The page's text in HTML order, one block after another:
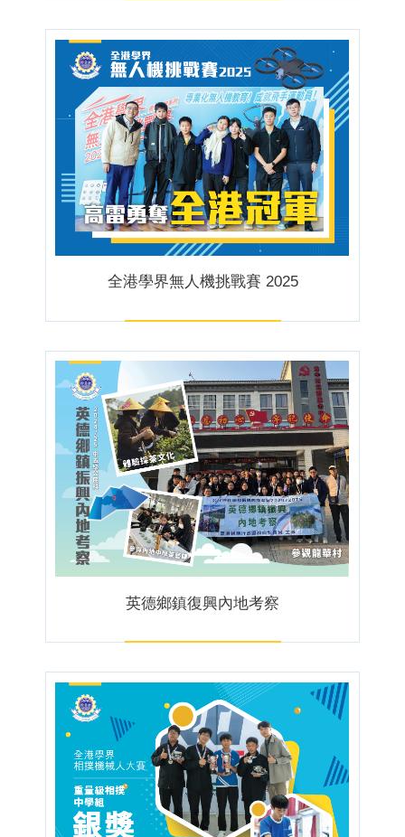
全港學界無人機挑戰賽 2025
英德鄉鎮復興內地考察